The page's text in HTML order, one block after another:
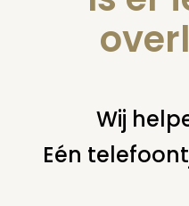
U bent hier: home juridisch
nederlandse vlag
Wij
Eén